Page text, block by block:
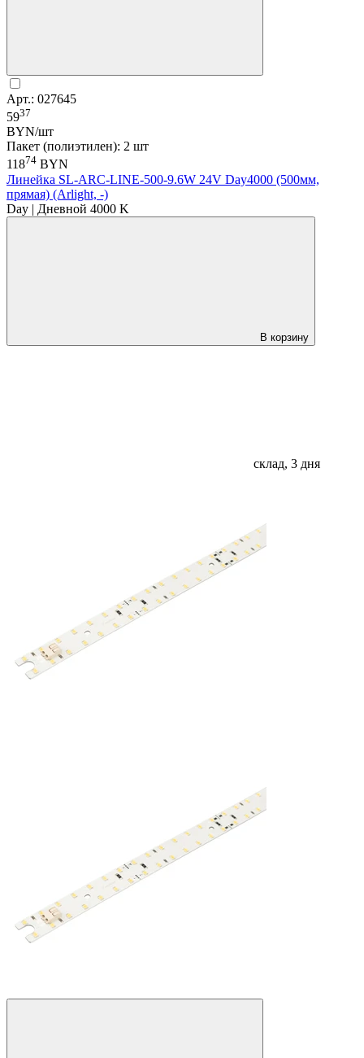
Арт.: 027645
5937
BYN/шт
Пакет (полиэтилен): 2 шт
11874 BYN
Линейка SL-ARC-LINE-500-9.6W 24V Day4000 (500мм,
прямая) (Arlight, -)
Day | Дневной 4000 K
В корзину
склад, 3 дня